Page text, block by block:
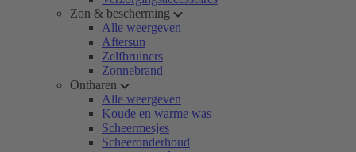
Zon & bescherming
Alle weergeven
Aftersun
Zelfbruiners
Zonnebrand
Ontharen
Alle weergeven
Koude en warme was
Scheermesjes
Scheeronderhoud